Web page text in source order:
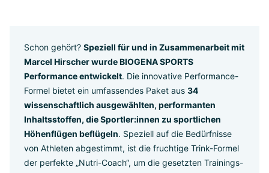
Schon gehört? Speziell für und in Zusammenarbeit mit
Marcel Hirscher wurde BIOGENA SPORTS
Performance entwickelt. Die innovative Performance-
Formel bietet ein umfassendes Paket aus 34
wissenschaftlich ausgewählten, performanten
Inhaltsstoffen, die Sportler:innen zu sportlichen
Höhenflügen beflügeln. Speziell auf die Bedürfnisse
von Athleten abgestimmt, ist die fruchtige Trink-Formel
der perfekte „Nutri-Coach“, um die gesetzten Trainings-